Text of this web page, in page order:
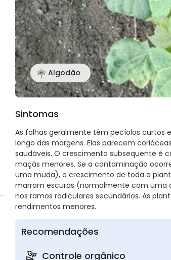
Algodão
Sintomas
As folhas geralmente têm pecíolos curtos
longo das margens. Elas parecem
saudáveis. O crescimento subsequente é
maçãs menores. Se a contaminação
uma muda), o crescimento de toda a
marrom escuras (normalmente com uma
nos ramos radiculares secundários. As
rendimentos menores.
Recomendações
Controle orgânico